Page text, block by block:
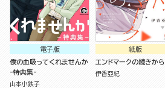
電子版
僕の血吸ってくれませんか
-特典集-
山本小鉄子
紙版
エンドマークの続きから
伊香亞紀